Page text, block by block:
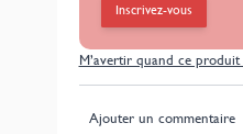
Inscrivez-vous
M’avertir quand ce
Ajouter un commentaire